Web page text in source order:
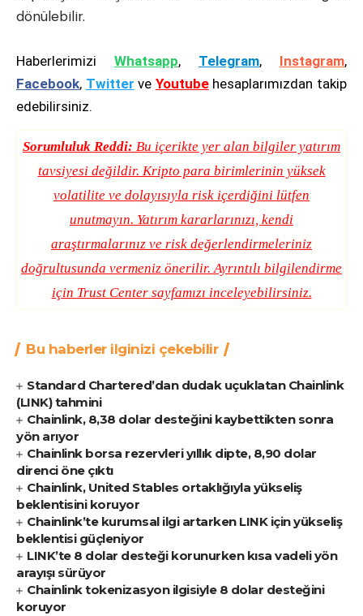
dönülebilir.
Haberlerimizi Whatsapp, Telegram, Instagram,
Facebook, Twitter ve Youtubehesaplarımızdan takip
edebilirsiniz.
Sorumluluk Reddi: Bu içerikte yer alan bilgiler yatırım
tavsiyesi değildir. Kripto para birimlerinin yüksek
volatilite ve dolayısıyla risk içerdiğini lütfen
unutmayın. Yatırım kararlarınızı, kendi
araştırmalarınız ve risk değerlendirmeleriniz
doğrultusunda vermeniz önerilir. Ayrıntılı bilgilendirme
için Trust Centersayfamızı inceleyebilirsiniz.
Bu haberler ilginizi çekebilir
Standard Chartered’dan dudak uçuklatan Chainlink
(LINK) tahmini
Chainlink, 8,38 dolar desteğini kaybettikten sonra
yön arıyor
Chainlink borsa rezervleri yıllık dipte, 8,90 dolar
direnci öne çıktı
Chainlink, United Stables ortaklığıyla yükseliş
beklentisini koruyor
Chainlink’te kurumsal ilgi artarken LINK için yükseliş
beklentisi güçleniyor
LINK’te 8 dolar desteği korunurken kısa vadeli yön
arayışı sürüyor
Chainlink tokenizasyon ilgisiyle 8 dolar desteğini
koruyor